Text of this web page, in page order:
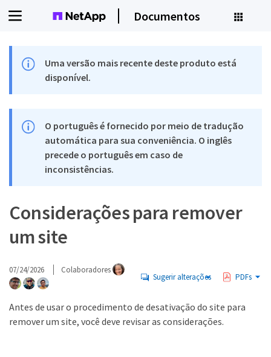
Documentos
Uma versão mais recente deste produto está
disponível.
O português é fornecido por meio de tradução
automática para sua conveniência. O inglês
precede o português em caso de
inconsistências.
Considerações para remover
um site
07/24/2026 Colaboradores
Sugerir alterações PDFs
Antes de usar o procedimento de desativação do site para
remover um site, você deve revisar as considerações.